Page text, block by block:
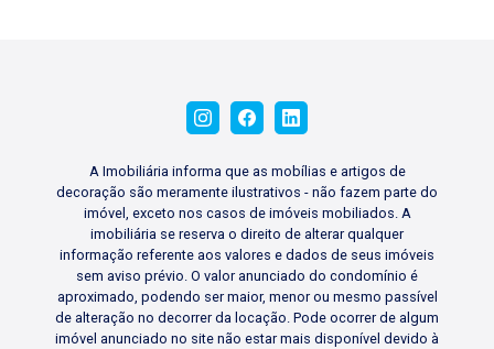
A Imobiliária informa que as mobílias e artigos de
decoração são meramente ilustrativos - não fazem parte do
imóvel, exceto nos casos de imóveis mobiliados. A
imobiliária se reserva o direito de alterar qualquer
informação referente aos valores e dados de seus imóveis
sem aviso prévio. O valor anunciado do condomínio é
aproximado, podendo ser maior, menor ou mesmo passível
de alteração no decorrer da locação. Pode ocorrer de algum
imóvel anunciado no site não estar mais disponível devido à